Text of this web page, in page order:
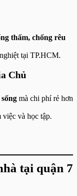
thấm, chống rêu
tại TP.HCM.
Chủ
mà chi phí rẻ hơn
việc và học tập.
tại quận 7